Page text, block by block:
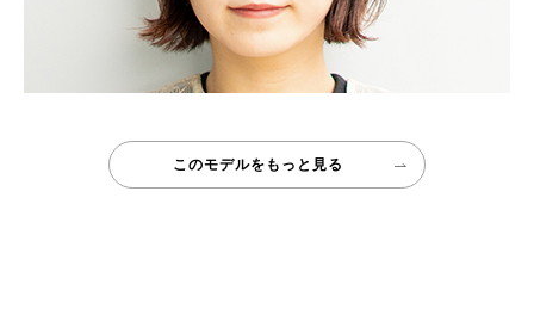
このモデルをもっと見る